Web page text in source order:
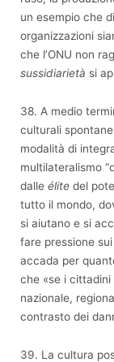
un esempio che
organizzazioni
che l’ONU non
sussidiarietà si
38. A medio
culturali
modalità di
multilateralismo
dalle élite del
tutto il mondo,
si aiutano e si
fare pressione
accada per
che «se i
nazionale,
contrasto dei
39. La cultura